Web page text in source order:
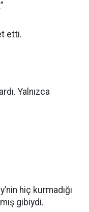
etti.
Yalnızca
hiç kurmadığı
gibiydi.